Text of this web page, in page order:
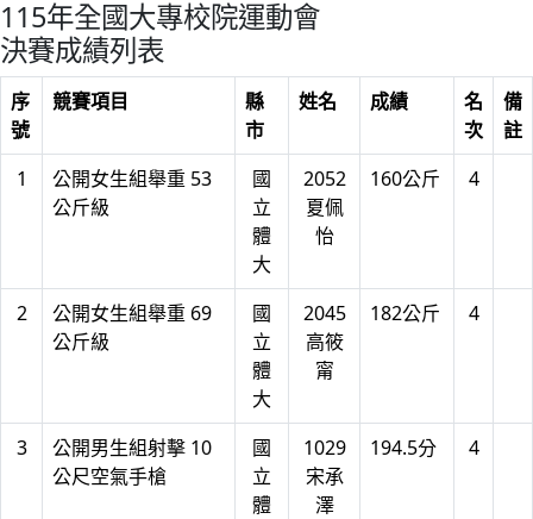
115年全國大專校院運動會
決賽成績列表
序
號
競賽項目
縣
市
姓名 成績
名
次
備
註
1
公開女生組舉重 53
公斤級
國
立
體
大
2052
夏佩
怡
160公斤 4
2
公開女生組舉重 69
公斤級
國
立
體
大
2045
高筱
甯
182公斤 4
3
公開男生組射擊 10
公尺空氣手槍
國
立
體
1029
宋承
澤
194.5分 4